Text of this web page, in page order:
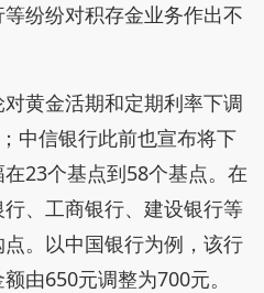
纷纷对积存金业务作出不
黄金活期和定期利率下调
中信银行此前也宣布将下
23个基点到58个基点。在
、工商银行、建设银行等
。以中国银行为例，该行
由650元调整为700元。